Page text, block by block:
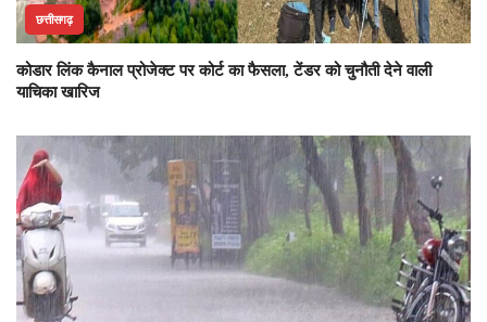
छत्तीसगढ़
कोडार लिंक कैनाल प्रोजेक्ट पर कोर्ट का फैसला, टेंडर को चुनौती देने वाली
याचिका खारिज